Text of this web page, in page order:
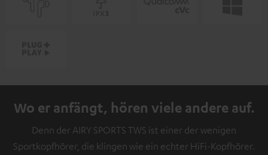
Wo er anfängt, hören viele andere auf.
Denn der AIRY SPORTS TWS ist einer der wenigen
Sportkopfhörer, die klingen wie ein echter HiFi-Kopfhörer.